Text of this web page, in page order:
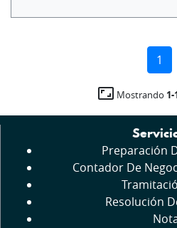
1
aspect_ratio Mostrando 1-
Preparación
Contador De
Resolución